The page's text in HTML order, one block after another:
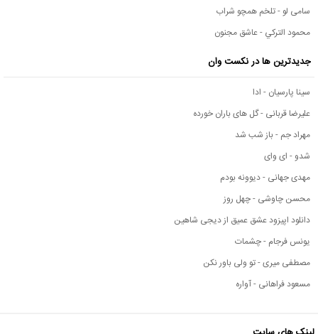
سامی لو - تلخم همچو شراب
محمود التركي - عاشق مجنون
جدیدترین ها در نکست وان
سینا پارسیان - ادا
علیرضا قربانی - گل های باران خورده
مهراد جم - باز شب شد
شدو - ای وای
مهدی جهانی - دیوونه بودم
محسن چاوشی - چهل روز
دانلود اپیزود عشق عمیق از دیجی شاهین
یونس فرجام - چشمات
مصطفی میری - تو ولی باور نکن
مسعود فراهانی - آواره